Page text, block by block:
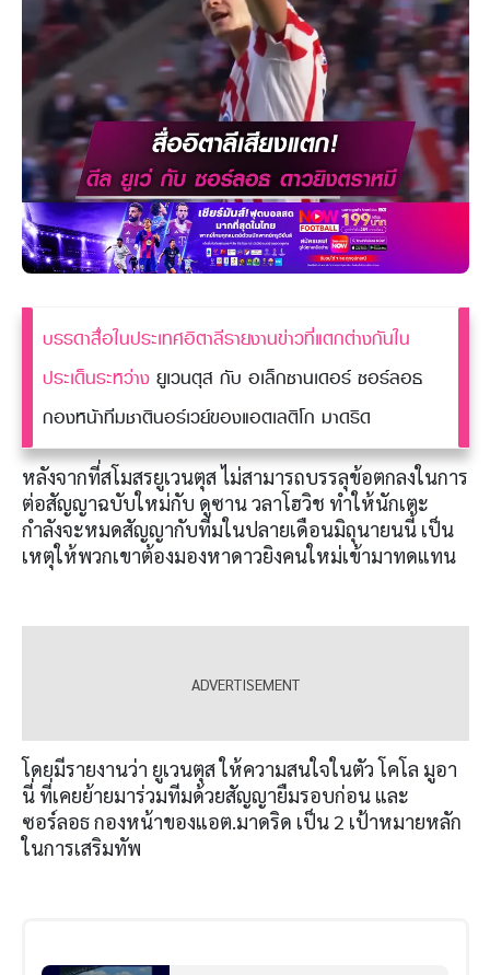
บรรดาสื่อในประเทศอิตาลีรายงานข่าวที่แตกต่างกันใน
ประเด็นระหว่าง ยูเวนตุส กับ อเล็กซานเดอร์ ซอร์ลอธ
กองหน้าทีมชาตินอร์เวย์ของแอตเลติโก มาดริด
หลังจากที่สโมสรยูเวนตุส ไม่สามารถบรรลุข้อตกลงในการ
ต่อสัญญาฉบับใหม่กับ ดูซาน วลาโฮวิช ทำให้นักเตะ
กำลังจะหมดสัญญากับทีมในปลายเดือนมิถุนายนนี้ เป็น
เหตุให้พวกเขาต้องมองหาดาวยิงคนใหม่เข้ามาทดแทน
โดยมีรายงานว่า ยูเวนตุส ให้ความสนใจในตัว โคโล มูอา
นี่ ที่เคยย้ายมาร่วมทีมด้วยสัญญายืมรอบก่อน และ
ซอร์ลอธ กองหน้าของแอต.มาดริด เป็น 2 เป้าหมายหลัก
ในการเสริมทัพ